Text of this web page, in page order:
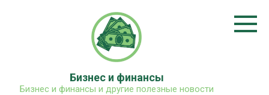
Бизнес и финансы
Бизнес и финансы и другие полезные новости